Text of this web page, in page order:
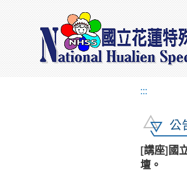
:::
公
[講座]國
壇。